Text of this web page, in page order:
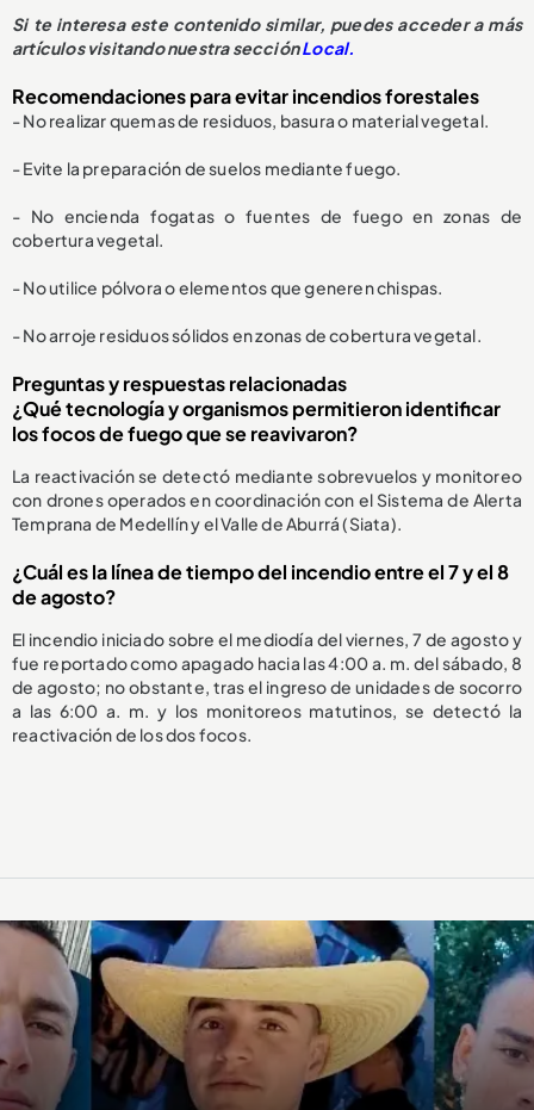
Si te interesa este contenido similar, puedes acceder a más
artículos visitando nuestra secciónLocal.
Recomendaciones para evitar incendios forestales
- No realizar quemas de residuos, basura o material vegetal.
- Evite la preparación de suelos mediante fuego.
- No encienda fogatas o fuentes de fuego en zonas de
cobertura vegetal.
- No utilice pólvora o elementos que generen chispas.
- No arroje residuos sólidos en zonas de cobertura vegetal.
Preguntas y respuestas relacionadas
¿Qué tecnología y organismos permitieron identificar
los focos de fuego que se reavivaron?
La reactivación se detectó mediante sobrevuelos y monitoreo
con drones operados en coordinación con el Sistema de Alerta
Temprana de Medellín y el Valle de Aburrá (Siata).
¿Cuál es la línea de tiempo del incendio entre el 7 y el 8
de agosto?
El incendio iniciado sobre el mediodía del viernes, 7 de agosto y
fue reportado como apagado hacia las 4:00 a. m. del sábado, 8
de agosto; no obstante, tras el ingreso de unidades de socorro
a las 6:00 a. m. y los monitoreos matutinos, se detectó la
reactivación de los dos focos.